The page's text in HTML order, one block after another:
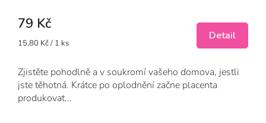
79 Kč
Měrná
15,80 Kč / 1 ks
Detail
Zjistěte pohodlně a v soukromí vašeho domova, jestli
jste těhotná. Krátce po oplodnění začne placenta
produkovat...